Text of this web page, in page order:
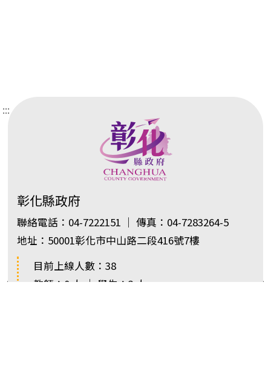
:::
彰化縣政府
聯絡電話：04-7222151 ｜ 傳真：04-7283264-5
地址：50001彰化市中山路二段416號7樓
目前上線人數：38
教師：0 人 ｜ 學生：3 人